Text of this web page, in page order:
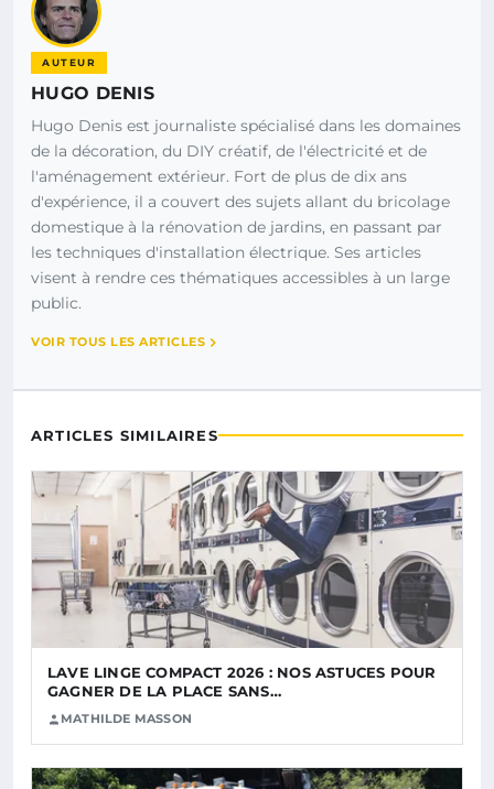
AUTEUR
HUGO DENIS
Hugo Denis est journaliste spécialisé dans les domaines
de la décoration, du DIY créatif, de l'électricité et de
l'aménagement extérieur. Fort de plus de dix ans
d'expérience, il a couvert des sujets allant du bricolage
domestique à la rénovation de jardins, en passant par
les techniques d'installation électrique. Ses articles
visent à rendre ces thématiques accessibles à un large
public.
VOIR TOUS LES ARTICLES
ARTICLES SIMILAIRES
LAVE LINGE COMPACT 2026 : NOS ASTUCES POUR
GAGNER DE LA PLACE SANS…
MATHILDE MASSON